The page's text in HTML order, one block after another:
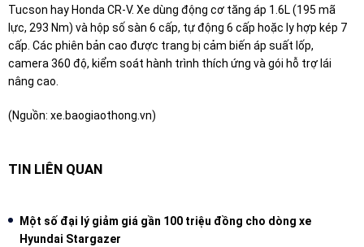
Tucson hay Honda CR-V. Xe dùng động cơ tăng áp 1.6L (195 mã
lực, 293 Nm) và hộp số sàn 6 cấp, tự động 6 cấp hoặc ly hợp kép 7
cấp. Các phiên bản cao được trang bị cảm biến áp suất lốp,
camera 360 độ, kiểm soát hành trình thích ứng và gói hỗ trợ lái
nâng cao.
(Nguồn: xe.baogiaothong.vn)
TIN LIÊN QUAN
Một số đại lý giảm giá gần 100 triệu đồng cho dòng xe
Hyundai Stargazer